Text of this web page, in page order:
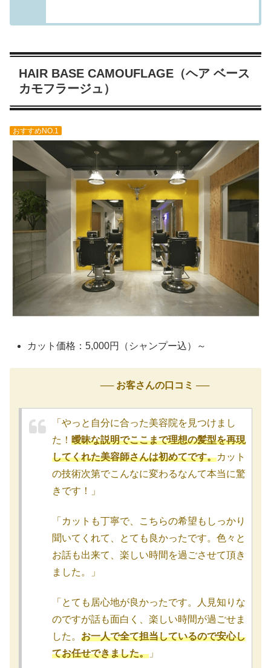
HAIR BASE CAMOUFLAGE（ヘア ベース
カモフラージュ）
おすすめNO.1
カット価格：5,000円（シャンプー込）～
── お客さんの口コミ ──
「やっと自分に合った美容院を見つけまし
た！ 曖昧な説明でここまで理想の髪型を再現
してくれた美容師さんは初めてです。カット
の技術次第でこんなに変わるなんて本当に驚
きです！」
「カットも丁寧で、こちらの希望もしっかり
聞いてくれて、とても良かったです。色々と
お話も出来て、楽しい時間を過ごさせて頂き
ました。」
「とても居心地が良かったです。人見知りな
のですが話も面白く、楽しい時間が過ごせま
した。 お一人で全て担当しているので安心し
てお任せできました。 」